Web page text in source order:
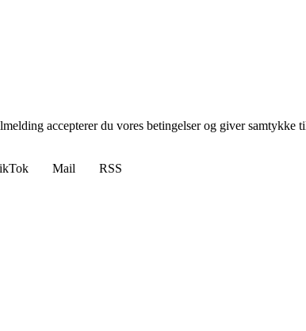
accepterer du vores betingelser og giver samtykke
Mail
RSS